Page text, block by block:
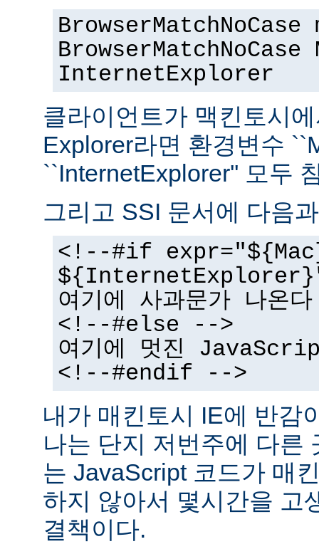
BrowserMatchNoCase
InternetExplorer
클라이언트가 맥킨토시
Explorer라면 환경변수
``InternetExplorer'' 모두
그리고 SSI 문서에 다음
<!--#if
여기에 사과문가 나온다
<!--#else -->
여기에 멋진
<!--#endif -->
내가 매킨토시 IE에 반감
나는 단지 저번주에 다른
는 JavaScript 코드가 매
하지 않아서 몇시간을 고
결책이다.